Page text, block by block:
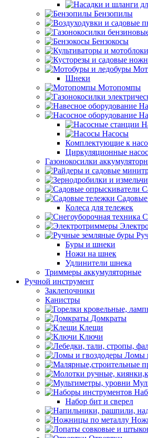
Бензопилы
Бензокосы
Шнеки
Мотопомпы
Насосы
Комплектующие к
Циркуляционные
Газонокосилки
Колеса для тележек
Буры и шнеки
Ножи на шнек
Удлинители шнека
Триммеры аккумуляторные
Ручной инструмент
Заклепочники
Канистры
Домкраты
Клещи
Ключи
Ломы
Набор бит и сверел